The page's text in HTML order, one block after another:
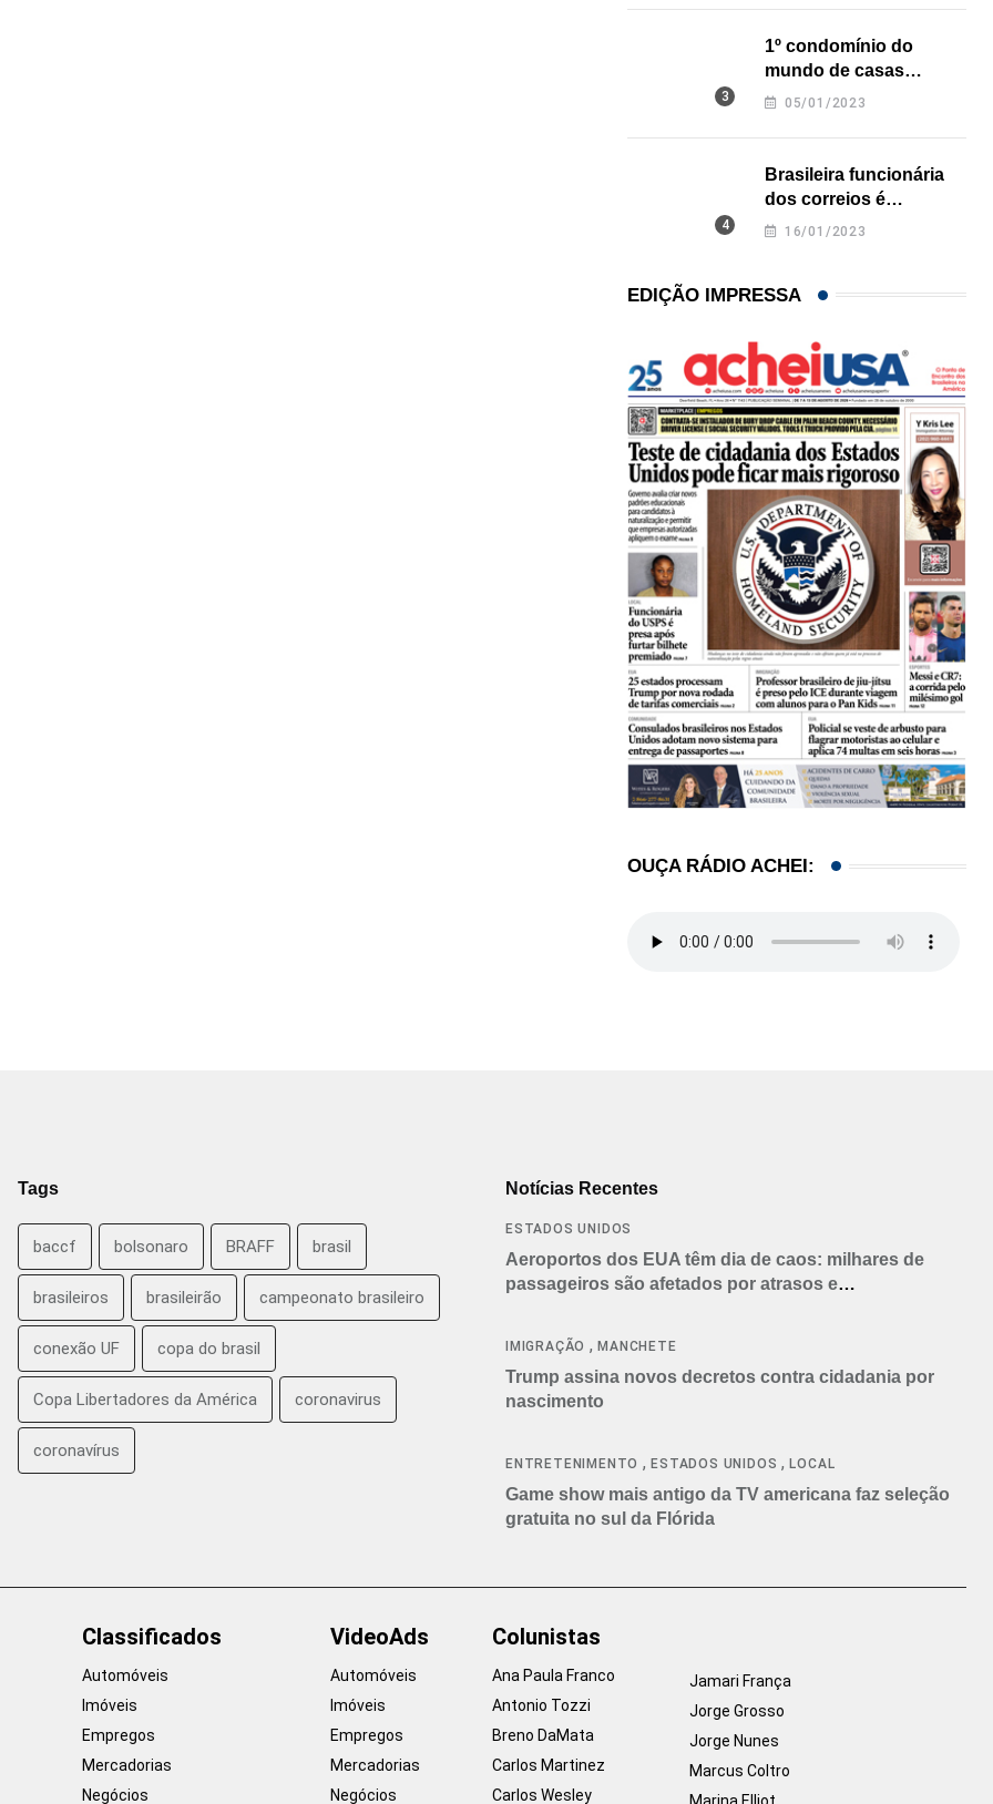
Casemiro fará seu primeiro jogo na Flórida
1º condomínio do
mundo de casas
impressas em 3D é
05/01/2023
Brasileira funcionária
dos correios é
assassinada a facadas
16/01/2023
EDIÇÃO IMPRESSA
OUÇA RÁDIO ACHEI:
Tags
baccf bolsonaro BRAFF brasil
brasileiros brasileirão campeonato brasileiro
conexão UF copa do brasil
Copa Libertadores da América coronavirus
coronavírus
Notícias Recentes
ESTADOS UNIDOS
Aeroportos dos EUA têm dia de caos: milhares de
passageiros são afetados por atrasos e
IMIGRAÇÃO ,MANCHETE
Trump assina novos decretos contra cidadania por
nascimento
ENTRETENIMENTO ,ESTADOS UNIDOS ,LOCAL
Game show mais antigo da TV americana faz seleção
gratuita no sul da Flórida
Classificados
Automóveis
Imóveis
Empregos
Mercadorias
Negócios
VideoAds
Automóveis
Imóveis
Empregos
Mercadorias
Negócios
Colunistas
Ana Paula Franco
Antonio Tozzi
Breno DaMata
Carlos Martinez
Carlos Wesley
Jamari França
Jorge Grosso
Jorge Nunes
Marcus Coltro